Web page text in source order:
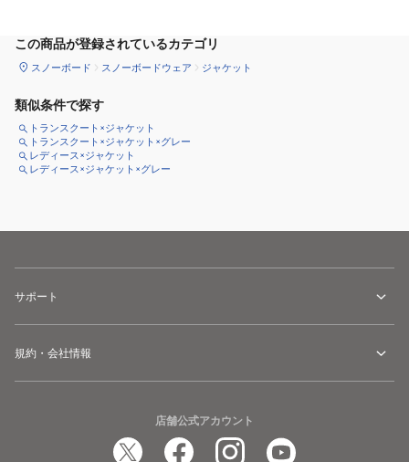
この商品が登録されているカテゴリ
スノーボード スノーボードウェア ジャケット
類似条件で探す
トランスクート×ジャケット
トランスクート×ジャケット×グレー
レディース×ジャケット
レディース×ジャケット×グレー
サポート
規約・会社情報
店舗公式アカウント